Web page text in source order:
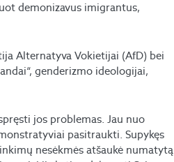
demonizavus imigrantus,
Alternatyva Vokietijai (AfD) bei
genderizmo ideologijai,
jos problemas. Jau nuo
pasitraukti. Supykęs
nesėkmės atšaukė numatytą